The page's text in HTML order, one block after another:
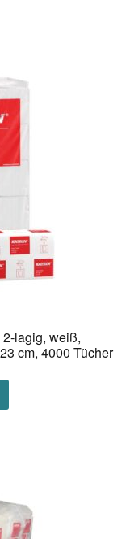
lagig, weiß,
cm, 4000 Tücher